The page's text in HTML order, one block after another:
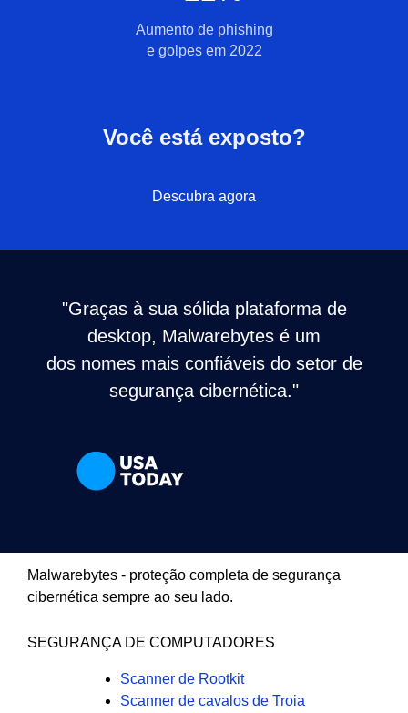
Aumento de phishing
e golpes em 2022
Você está exposto?
Descubra agora
"Graças à sua sólida plataforma de
desktop, Malwarebytes é um
dos nomes mais confiáveis do setor de
segurança cibernética."
Malwarebytes - proteção completa de segurança
cibernética sempre ao seu lado.
SEGURANÇA DE COMPUTADORES
Scanner de Rootkit
Scanner de cavalos de Troia